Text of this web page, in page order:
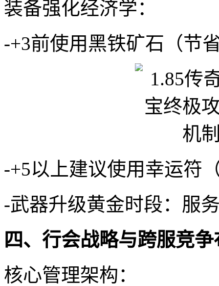
装备强化经济学：
-+3前使用黑铁矿石（节
-+5以上建议使用幸运符
-武器升级黄金时段：服
四、行会战略与跨服竞争
核心管理架构：